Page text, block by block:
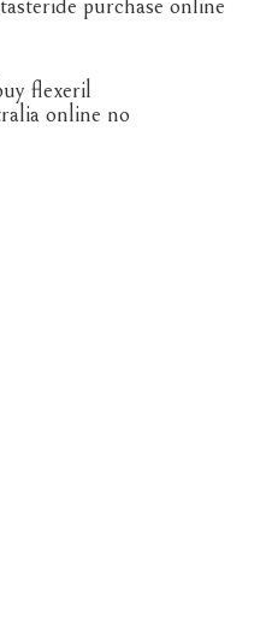
purchase online
flexeril
online no